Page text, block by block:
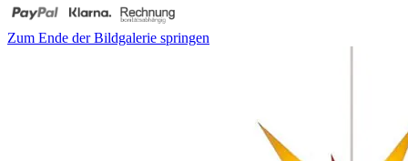
Zum Ende der Bildgalerie springen